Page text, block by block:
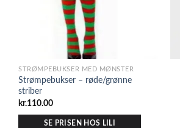
STRØMPEBUKSER MED MØNSTER
Strømpebukser – røde/grønne
striber
kr.110.00
SE PRISEN HOS LILI